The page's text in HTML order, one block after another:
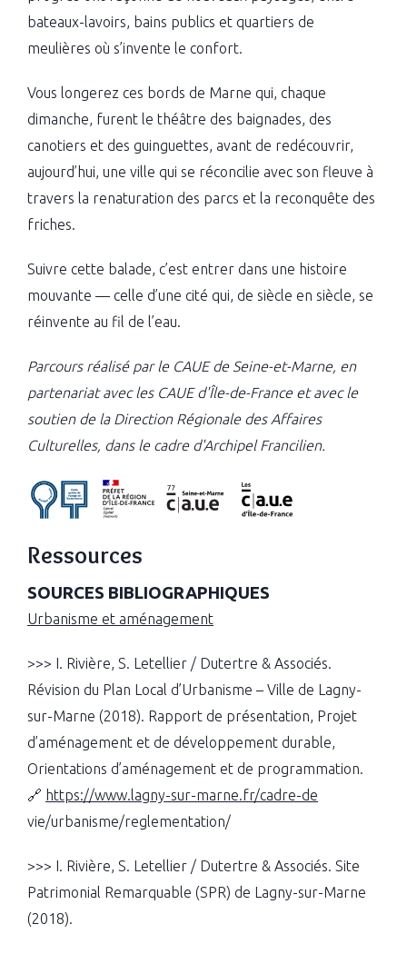
bateaux-lavoirs, bains publics et quartiers de
meulières où s’invente le confort.
Vous longerez ces bords de Marne qui, chaque
dimanche, furent le théâtre des baignades, des
canotiers et des guinguettes, avant de redécouvrir,
aujourd’hui, une ville qui se réconcilie avec son fleuve à
travers la renaturation des parcs et la reconquête des
friches.
Suivre cette balade, c’est entrer dans une histoire
mouvante — celle d’une cité qui, de siècle en siècle, se
réinvente au fil de l’eau.
Parcours réalisé par le CAUE de Seine-et-Marne, en
partenariat avec les CAUE d'Île-de-France et avec le
soutien de la Direction Régionale des Affaires
Culturelles, dans le cadre d'Archipel Francilien.
Ressources
SOURCES BIBLIOGRAPHIQUES
Urbanisme et aménagement
>>> I. Rivière, S. Letellier / Dutertre & Associés.
Révision du Plan Local d’Urbanisme – Ville de Lagny-
sur-Marne (2018). Rapport de présentation, Projet
d’aménagement et de développement durable,
Orientations d’aménagement et de programmation.
🔗 https://www.lagny-sur-marne.fr/cadre-de
vie/urbanisme/reglementation/
>>> I. Rivière, S. Letellier / Dutertre & Associés. Site
Patrimonial Remarquable (SPR) de Lagny-sur-Marne
(2018).